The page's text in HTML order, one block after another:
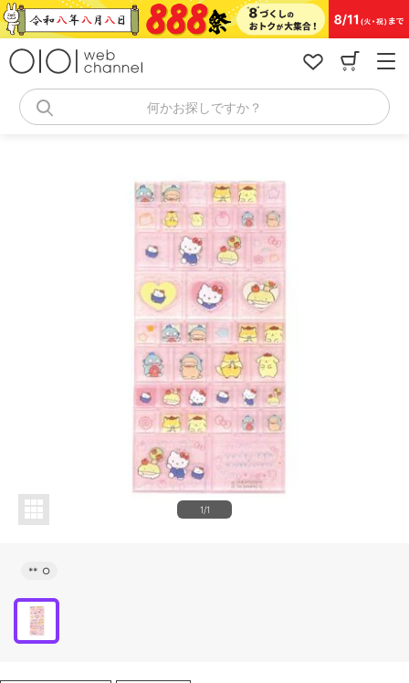
コ
ン
何かお探しですか？
1/1
** ○